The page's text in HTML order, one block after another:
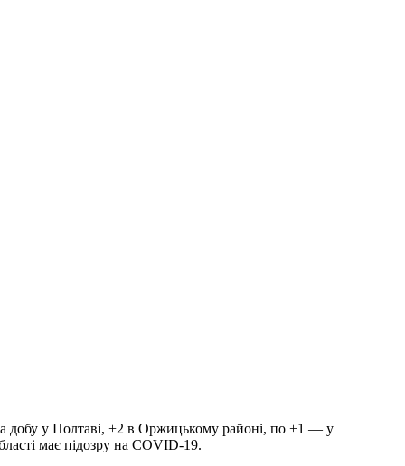
добу у Полтаві, +2 в Оржицькому районі, по +1 — у
має підозру на COVID-19.